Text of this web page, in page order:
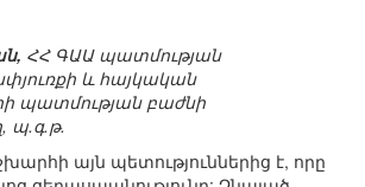
ՀՀ ԳԱԱ պատմության
և հայկական
պատմության բաժնի
պ.գ.թ.
այն պետություններից է, որը